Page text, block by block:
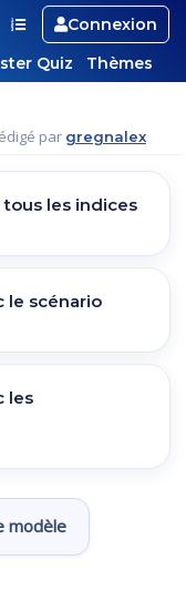
Connexion
Quiz Thèmes
par gregnalex
tous les indices
le scénario
les
modèle